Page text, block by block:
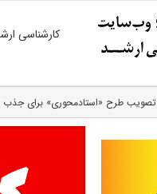
کارشناسی
تصویب طرح «استادمحوری» برای جذب